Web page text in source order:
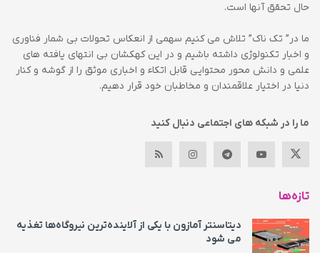
حال تحقق آنها است.
ما در” تک ناک” تلاش می کنیم سهمی از انعکاس تحولات بی شمار فناوری
و اخبار تکنولوژی داشته باشیم و در این کهکشان بی انتهای یافته های
علمی و دانش محور محتوایی قابل اتکاء و اخباری موثق را از گوشه و کنار
دنیا در اختیار علاقمندان و مخاطبان خود قرار دهیم.
ما را در شبکه های اجتماعی دنبال کنید
تازه‌ها
دیتاسنتر آمازون با یکی از آلاینده‌ترین نیروگاه‌ها تغذیه
می‌ شود